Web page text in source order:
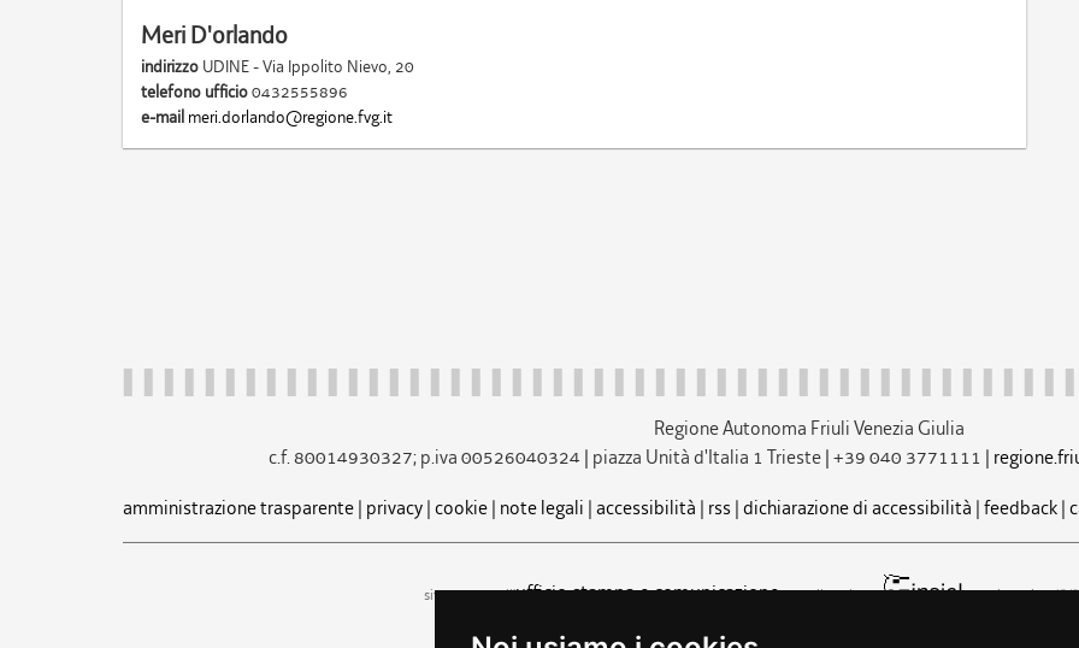
Meri D'orlando
indirizzo UDINE - Via Ippolito Nievo, 20
telefono ufficio0432555896
e-mail meri.dorlando@regione.fvg.it
Regione Autonoma Friuli Venezia Giulia
c.f. 80014930327; p.iva 00526040324 | piazza Unità d'Italia 1 Trieste|+39 040 3771111 |
amministrazione trasparente| privacy|cookie| note legali |accessibilità | rss |dichiarazione di accessibilità |feedback|
sito a cura dell'ufficio stampa e comunicazione realizzazione web design